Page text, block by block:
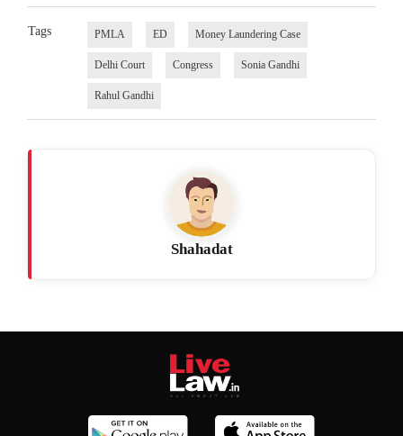
Tags PMLA ED Money Laundering Case
Delhi Court Congress Sonia Gandhi
Rahul Gandhi
Shahadat